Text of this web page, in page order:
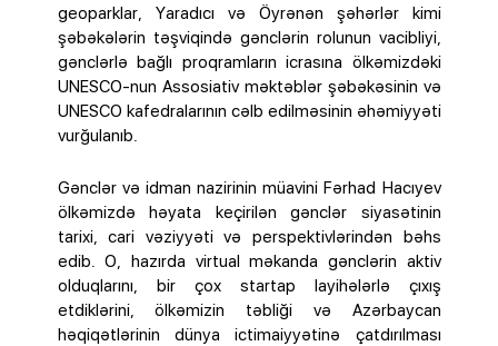
geoparklar, Yaradıcı və Öyrənən şəhərlər kimi
şəbəkələrin təşviqində gənclərin rolunun vacibliyi,
gənclərlə bağlı proqramların icrasına ölkəmizdəki
UNESCO-nun Assosiativ məktəblər şəbəkəsinin və
UNESCO kafedralarının cəlb edilməsinin əhəmiyyəti
vurğulanıb.
Gənclər və idman nazirinin müavini Fərhad Hacıyev
ölkəmizdə həyata keçirilən gənclər siyasətinin
tarixi, cari vəziyyəti və perspektivlərindən bəhs
edib. O, hazırda virtual məkanda gənclərin aktiv
olduqlarını, bir çox startap layihələrlə çıxış
etdiklərini, ölkəmizin təbliği və Azərbaycan
həqiqətlərinin dünya ictimaiyyətinə çatdırılması